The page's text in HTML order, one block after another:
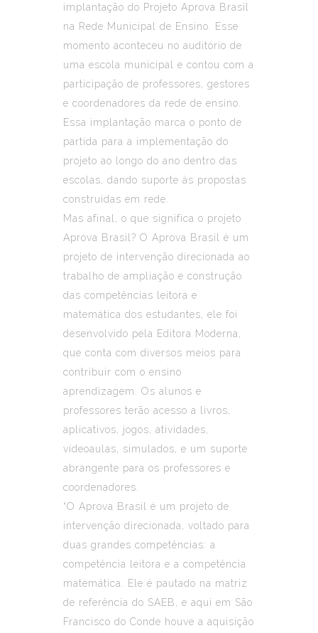
implantação do Projeto Aprova Brasil
na Rede Municipal de Ensino. Esse
momento aconteceu no auditório de
uma escola municipal e contou com a
participação de professores, gestores
e coordenadores da rede de ensino.
Essa implantação marca o ponto de
partida para a implementação do
projeto ao longo do ano dentro das
escolas, dando suporte às propostas
construídas em rede.
Mas afinal, o que significa o projeto
Aprova Brasil? O Aprova Brasil é um
projeto de intervenção direcionada ao
trabalho de ampliação e construção
das competências leitora e
matemática dos estudantes, ele foi
desenvolvido pela Editora Moderna,
que conta com diversos meios para
contribuir com o ensino
aprendizagem. Os alunos e
professores terão acesso a livros,
aplicativos, jogos, atividades,
vídeoaulas, simulados, e um suporte
abrangente para os professores e
coordenadores.
“O Aprova Brasil é um projeto de
intervenção direcionada, voltado para
duas grandes competências: a
competência leitora e a competência
matemática. Ele é pautado na matriz
de referência do SAEB, e aqui em São
Francisco do Conde houve a aquisição